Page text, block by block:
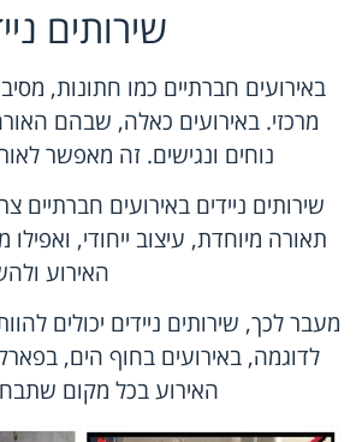
שירותים
באירועים חברתיים כמו חתונות,
מרכזי. באירועים כאלה, שבהם
נוחים ונגישים. זה מאפשר
שירותים ניידים באירועים חברתיים
תאורה מיוחדת, עיצוב ייחודי,
האירוע
מעבר לכך, שירותים ניידים יכולים
לדוגמה, באירועים בחוף הים,
האירוע בכל מקום